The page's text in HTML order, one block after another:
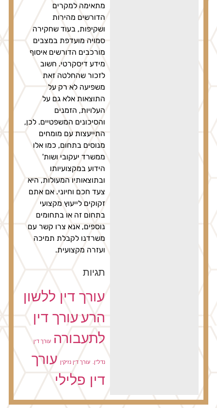
מתאימה למקרים
הדורשים מהירות
ושקיפות, בעוד שחקירה
סמויה מועדפת במצבים
מורכבים הדורשים איסוף
מידע דיסקרטי. חשוב
לזכור שהחלטה זאת
משפיעה לא רק על
התוצאות אלא גם על
העלויות, הזמנים
והסיכונים המשפטיים. לכן,
התייעצות עם מומחים
מנוסים בתחום, כמו אלו
ממשרד יעקובי ושות'
הידוע במקצועיותו
ובתוצאותיו המעולות, היא
צעד חכם וחיוני. אם אתם
זקוקים לייעוץ מקצועי
בתחום זה או בתחומים
נוספים, אנא צרו קשר עם
משרדנו לקבלת תמיכה
ועזרה מקצועית.
תגיות
עורך דין ללשון
הרע עורך דין
לתעבורה
עורך דין
עורך דין נזיקין עורך
דין פלילי